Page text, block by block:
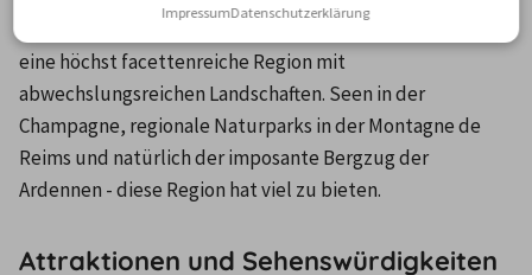
eine höchst facettenreiche Region mit
abwechslungsreichen Landschaften. Seen in der
Champagne, regionale Naturparks in der Montagne de
Reims und natürlich der imposante Bergzug der
Ardennen - diese Region hat viel zu bieten.
Attraktionen und Sehenswürdigkeiten
ImpressumDatenschutzerklärung